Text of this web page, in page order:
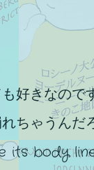
好きなので
ちゃうんだ
its body